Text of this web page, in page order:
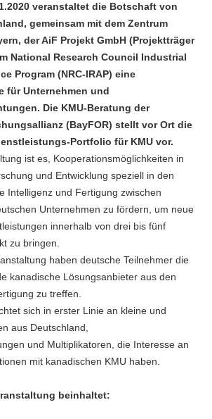
veranstaltet die Botschaft von
gemeinsam mit dem Zentrum
der AiF Projekt GmbH (Projektträger
National Research Council Industrial
Program (NRC-IRAP) eine
für Unternehmen und
Die KMU-Beratung der
(BayFOR) stellt vor Ort die
Portfolio für KMU vor.
ist es, Kooperationsmöglichkeiten in
und Entwicklung speziell in den
Intelligenz und Fertigung zwischen
Unternehmen zu fördern, um neue
innerhalb von drei bis fünf
zu bringen.
haben deutsche Teilnehmer die
kanadische Lösungsanbieter aus den
zu treffen.
sich in erster Linie an kleine und
aus Deutschland,
und Multiplikatoren, die Interesse an
mit kanadischen KMU haben.
beinhaltet: